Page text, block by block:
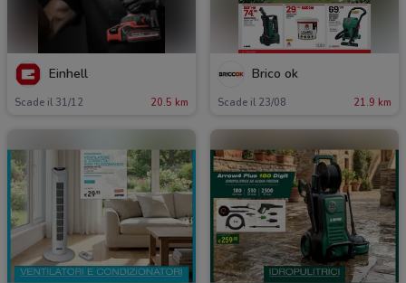
Einhell
Scade il 31/12 20.5 km
Brico ok
Scade il 23/08 21.9 km